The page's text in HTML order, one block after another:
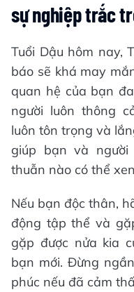
sự nghiệp trắc
Tuổi Dậu hôm nay,
báo sẽ khá may
quan hệ của bạn
người luôn thông
luôn tôn trọng và
giúp bạn và
thuẫn nào có thể
Nếu bạn độc thân,
động tập thể và
gặp được nửa kia
bạn mới. Đừng
phúc nếu đã cảm